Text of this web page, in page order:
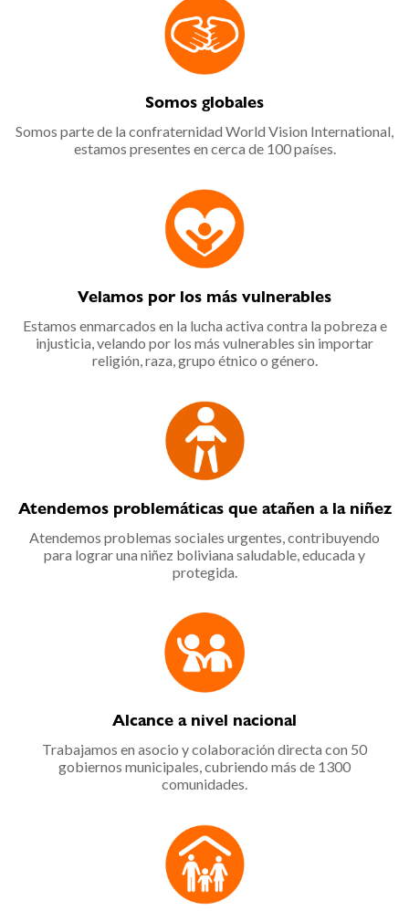
Somos globales
Somos parte de la confraternidad World Vision International,
estamos presentes en cerca de 100 países.
Velamos por los más vulnerables
Estamos enmarcados en la lucha activa contra la pobreza e
injusticia, velando por los más vulnerables sin importar
religión, raza, grupo étnico o género.
Atendemos problemáticas que atañen a la niñez
Atendemos problemas sociales urgentes, contribuyendo
para lograr una niñez boliviana saludable, educada y
protegida.
Alcance a nivel nacional
Trabajamos en asocio y colaboración directa con 50
gobiernos municipales, cubriendo más de 1300
comunidades.